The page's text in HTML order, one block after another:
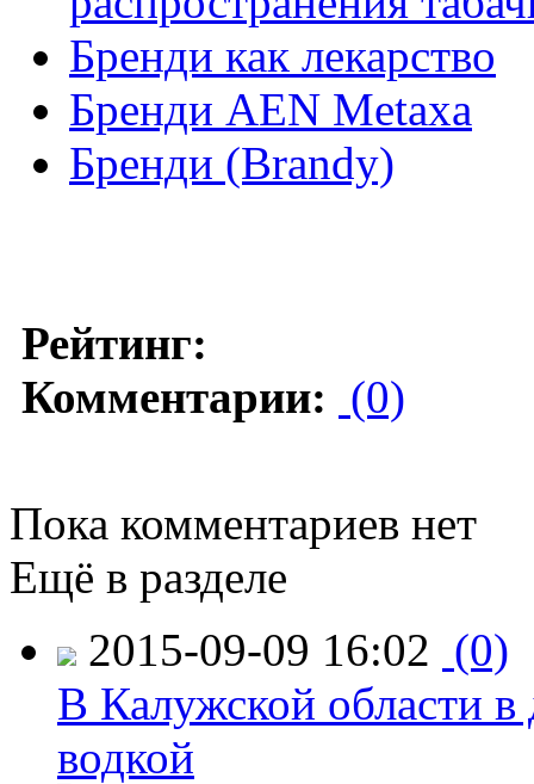
Бренди как лекарство
Бренди AEN Metaxa
Бренди (Brandy)
Рейтинг:
Комментарии: (0)
Пока комментариев нет
Ещё в разделе
2015-09-09 16:02 (0)
В Калужской области в
водкой